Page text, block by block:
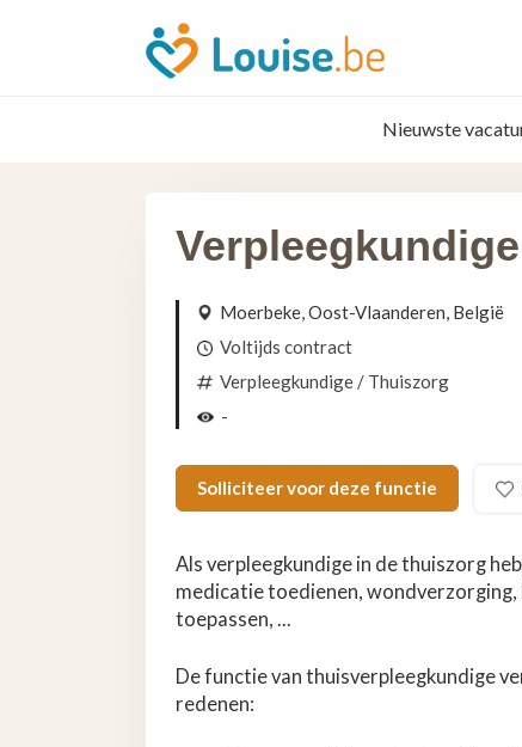
Nieuwste
Moerbeke, Oost-Vlaanderen, België
Voltijds contract
Verpleegkundige / Thuiszorg
-
Solliciteer voor deze functie
Als verpleegkundige in de thuiszorg
medicatie toedienen, wondverzorging,
toepassen, ...
De functie van thuisverpleegkundige
redenen: